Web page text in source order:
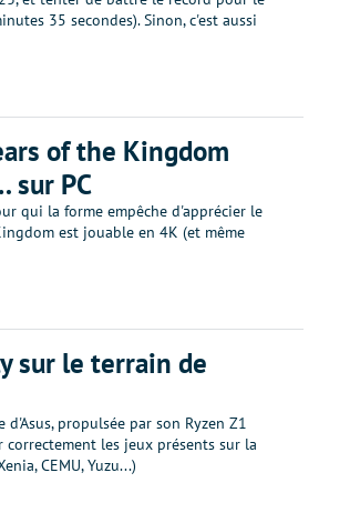
35 secondes). Sinon, c'est aussi
of the Kingdom
sur PC
qui la forme empêche d'apprécier le
est jouable en 4K (et même
sur le terrain de
propulsée par son Ryzen Z1
les jeux présents sur la
CEMU, Yuzu...)